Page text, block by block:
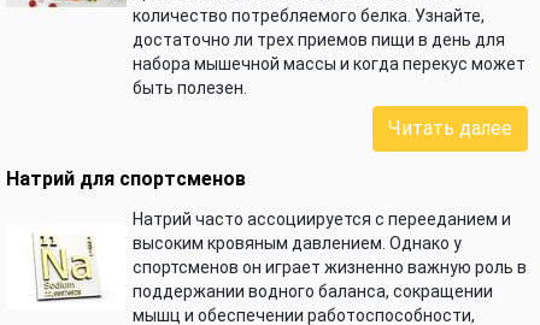
количество потребляемого белка. Узнайте,
достаточно ли трех приемов пищи в день для
набора мышечной массы и когда перекус может
быть полезен.
Читать далее
Натрий для спортсменов
Натрий часто ассоциируется с перееданием и
высоким кровяным давлением. Однако у
спортсменов он играет жизненно важную роль в
поддержании водного баланса, сокращении
мышц и обеспечении работоспособности,